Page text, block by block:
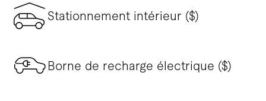
Stationnement intérieur ($)
Borne de recharge électrique ($)